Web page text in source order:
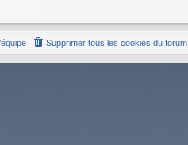
Supprimer tous les cookies du forum